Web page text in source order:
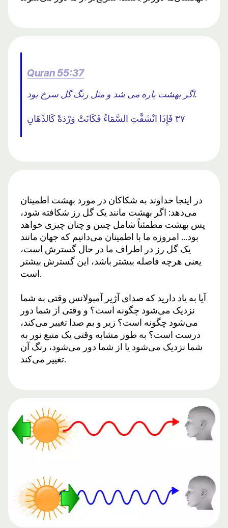
Quran 55:37
اگر بهشت ​​پاره می شد و مثل رنگ گل سرخ بود.
٣٧ فَإِذَا انْشَقَّتِ السَّمَاءُ فَكَانَتْ وَرْدَةً كَالدِّهَانِ
در اینجا خداوند به شکاکان در مورد بهشت ​​اطمینان
می‌دهد: اگر بهشت ​​مانند یک گل رز شکافته شود،
پس بهشت ​​مطمئناً شامل چنین و چنان چیزی خواهد
بود... امروزه ما با اطمینان می‌دانیم که جهان مانند
یک گل رز در اطراف ما در حال گسترش است،
یعنی هرچه فاصله بیشتر باشد، این گسترش بیشتر
است.
آیا به یاد دارید که صدای آژیر آمبولانس وقتی به شما
نزدیک می‌شود چگونه است؟ و وقتی از شما دور
می‌شود چگونه است؟ زیر و بم صدا تغییر می‌کند،
درست است؟ به طور مشابه وقتی یک منبع نور به
شما نزدیک می‌شود یا از شما دور می‌شود، رنگ آن
تغییر می‌کند.